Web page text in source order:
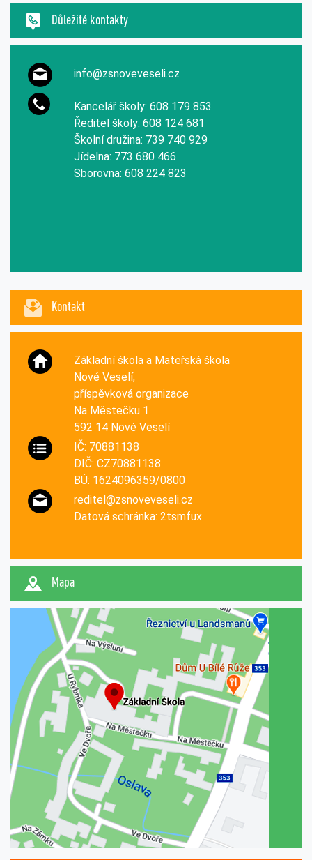
Důležité kontakty
info@zsnoveveseli.cz
Kancelář školy: 608 179 853
Ředitel školy: 608 124 681
Školní družina: 739 740 929
Jídelna: 773 680 466
Sborovna: 608 224 823
Kontakt
Základní škola a Mateřská škola
Nové Veselí,
příspěvková organizace
Na Městečku 1
592 14 Nové Veselí
IČ: 70881138
DIČ: CZ70881138
BÚ: 1624096359/0800
reditel@zsnoveveseli.cz
Datová schránka: 2tsmfux
Mapa